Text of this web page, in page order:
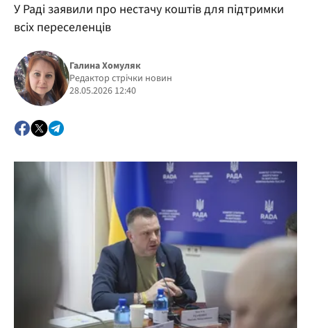
Політика
У Раді заявили про нестачу коштів для підтримки
всіх переселенців
Галина Хомуляк
Редактор стрічки новин
28.05.2026 12:40